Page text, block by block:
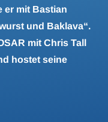
er mit Bastian
und Baklava“.
mit Chris Tall
hostet seine